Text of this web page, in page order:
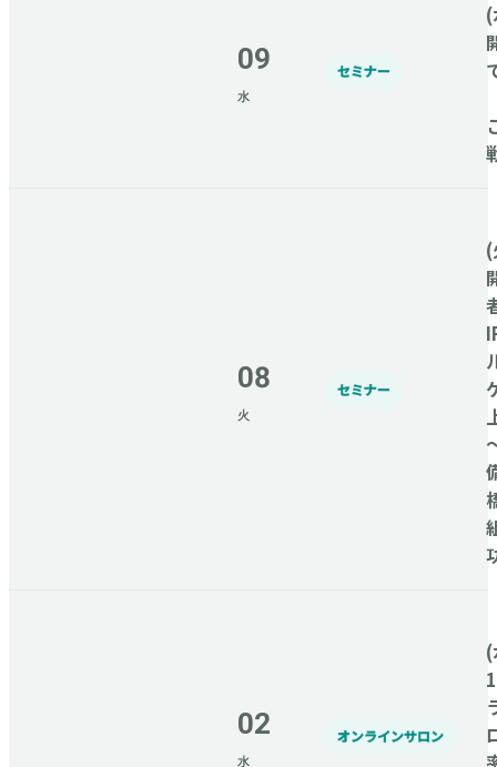
09
水
セミナー
08
火
セミナー
02
水
オンラインサロン